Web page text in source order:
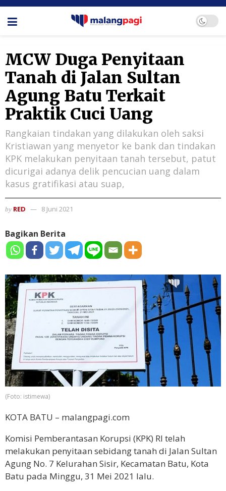
MCW Duga Penyitaan
Tanah di Jalan Sultan
Agung Batu Terkait
Praktik Cuci Uang
Rangkaian tindakan yang dilakukan oleh saksi
Kristiawan yang menyetor ke bank dan tindakan
KPK melakukan penyitaan tanah tersebut, patut
dicurigai adanya delik pencucian uang dalam
kasus gratifikasi atau suap,
by RED 8 Juni 2021
Bagikan Berita
(Foto: istimewa)
KOTA BATU – malangpagi.com
Komisi Pemberantasan Korupsi (KPK) RI telah
melakukan penyitaan sebidang tanah di Jalan Sultan
Agung No. 7 Kelurahan Sisir, Kecamatan Batu, Kota
Batu pada Minggu, 31 Mei 2021 lalu.